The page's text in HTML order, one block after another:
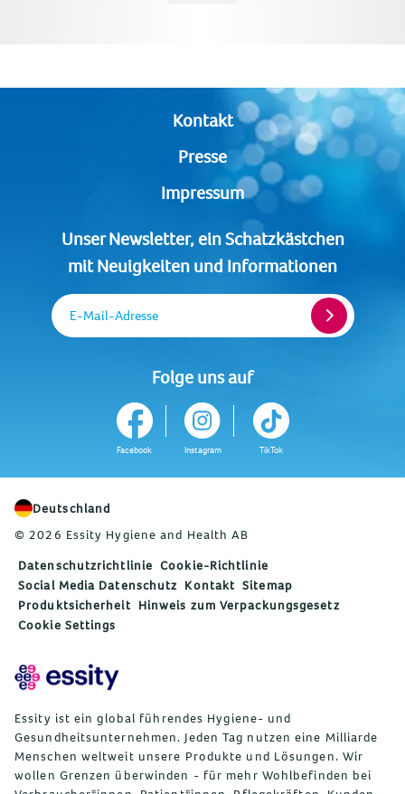
Kontakt
Presse
Impressum
Unser Newsletter, ein Schatzkästchen
mit Neuigkeiten und Informationen
E-Mail-Adresse
Folge uns auf
Facebook Instagram TikTok
Deutschland
© 2026 Essity Hygiene and Health AB
Datenschutzrichtlinie Cookie-Richtlinie
Social Media Datenschutz Kontakt Sitemap
Produktsicherheit Hinweis zum Verpackungsgesetz
Cookie Settings
Essity ist ein global führendes Hygiene- und
Gesundheitsunternehmen. Jeden Tag nutzen eine Milliarde
Menschen weltweit unsere Produkte und Lösungen. Wir
wollen Grenzen überwinden - für mehr Wohlbefinden bei